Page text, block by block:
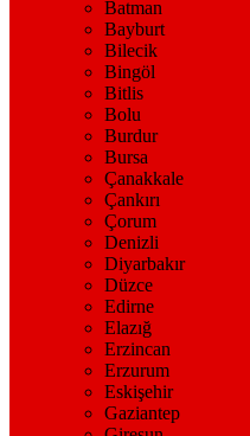
Batman
Bayburt
Bilecik
Bingöl
Bitlis
Bolu
Burdur
Bursa
Çanakkale
Çankırı
Çorum
Denizli
Diyarbakır
Düzce
Edirne
Elazığ
Erzincan
Erzurum
Eskişehir
Gaziantep